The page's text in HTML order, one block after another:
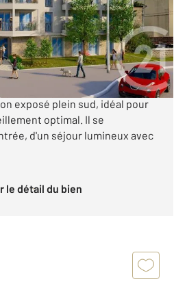
à vendre
€
appartement 2 pièces situé
d'une future résidence
exposé plein sud, idéal pour
optimal. Il se
d'un séjour lumineux avec
le détail du bien